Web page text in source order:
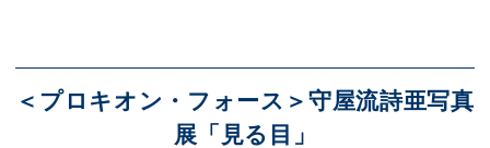
＜プロキオン・フォース＞守屋流詩亜写真
展「見る目」
アクセス